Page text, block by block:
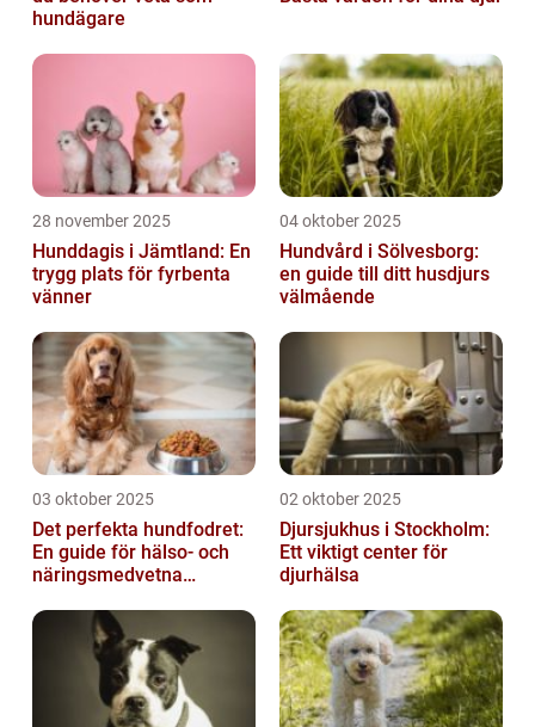
hundägare
28 november 2025
Hunddagis i Jämtland: En
trygg plats för fyrbenta
vänner
04 oktober 2025
Hundvård i Sölvesborg:
en guide till ditt husdjurs
välmående
03 oktober 2025
Det perfekta hundfodret:
En guide för hälso- och
näringsmedvetna
02 oktober 2025
Djursjukhus i Stockholm:
Ett viktigt center för
djurhälsa